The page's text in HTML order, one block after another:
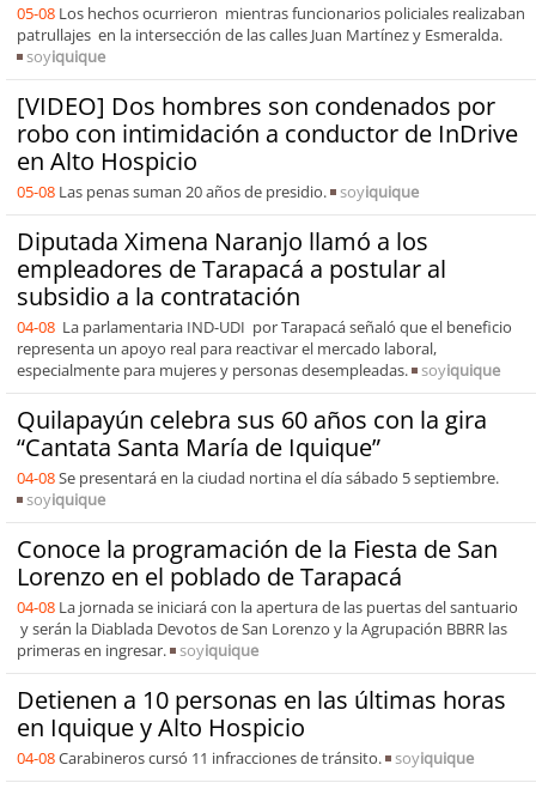
05-08 Los hechos ocurrieron mientras funcionarios policiales realizaban
patrullajes en la intersección de las calles Juan Martínez y Esmeralda.
soyiquique
[VIDEO] Dos hombres son condenados por
robo con intimidación a conductor de InDrive
en Alto Hospicio
05-08 Las penas suman 20 años de presidio. soyiquique
Diputada Ximena Naranjo llamó a los
empleadores de Tarapacá a postular al
subsidio a la contratación
04-08 La parlamentaria IND-UDI por Tarapacá señaló que el beneficio
representa un apoyo real para reactivar el mercado laboral,
especialmente para mujeres y personas desempleadas.
soyiquique
Quilapayún celebra sus 60 años con la gira
“Cantata Santa María de Iquique”
04-08Se presentará en la ciudad nortina el día sábado 5 septiembre.
soyiquique
Conoce la programación de la Fiesta de San
Lorenzo en el poblado de Tarapacá
04-08 La jornada se iniciará con la apertura de las puertas del santuario
y serán la Diablada Devotos de San Lorenzo y la Agrupación BBRR las
primeras en ingresar.
soyiquique
Detienen a 10 personas en las últimas horas
en Iquique y Alto Hospicio
04-08Carabineros cursó 11 infracciones de tránsito. soyiquique